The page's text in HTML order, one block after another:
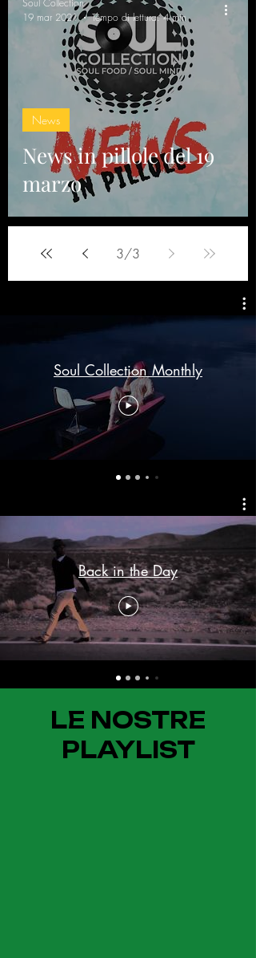
News in pillole del 19
marzo
News
Soul Collection
19 mar 2021
Tempo di lettura: 4 min
3/3
Soul Collection Monthly
Back in the Day
LE NOSTRE
PLAYLIST